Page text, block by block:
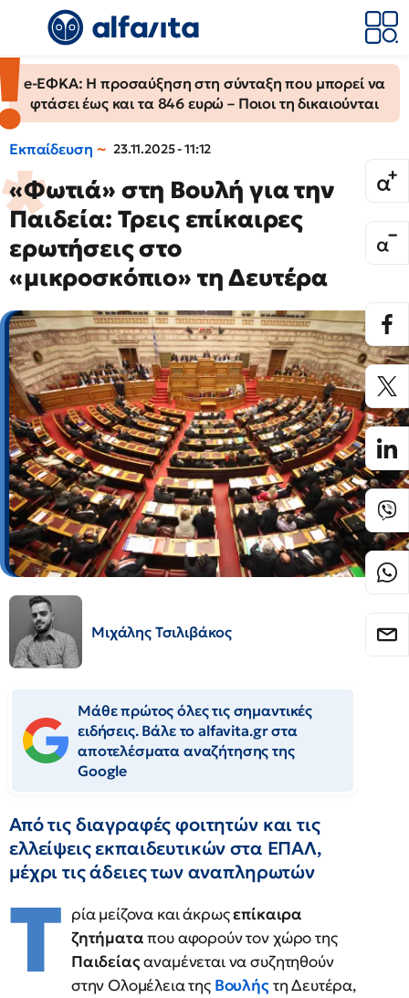
e-ΕΦΚΑ: Η προσαύξηση στη σύνταξη που μπορεί να
φτάσει έως και τα 846 ευρώ – Ποιοι τη δικαιούνται
Εκπαίδευση 23.11.2025 - 11:12
«Φωτιά» στη Βουλή για την
Παιδεία: Τρεις επίκαιρες
ερωτήσεις στο
«μικροσκόπιο» τη Δευτέρα
Μιχάλης Τσιλιβάκος
Μάθε πρώτος όλες τις σημαντικές
ειδήσεις. Βάλε το alfavita.gr στα
αποτελέσματα αναζήτησης της
Google
Από τις διαγραφές φοιτητών και τις
ελλείψεις εκπαιδευτικών στα ΕΠΑΛ,
μέχρι τις άδειες των αναπληρωτών
Τ ρία μείζονα και άκρωςεπίκαιρα
ζητήματαπου αφορούν τον χώρο της
Παιδείαςαναμένεται να συζητηθούν
στην Ολομέλεια της Βουλήςτη Δευτέρα,